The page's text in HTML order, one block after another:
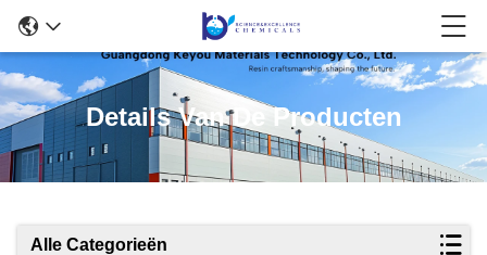
Details Van De Producten
Alle Categorieën